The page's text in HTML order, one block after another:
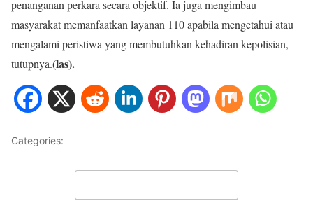
penanganan perkara secara objektif. Ia juga mengimbau
masyarakat memanfaatkan layanan 110 apabila mengetahui atau
mengalami peristiwa yang membutuhkan kehadiran kepolisian,
tutupnya.(las).
Categories: